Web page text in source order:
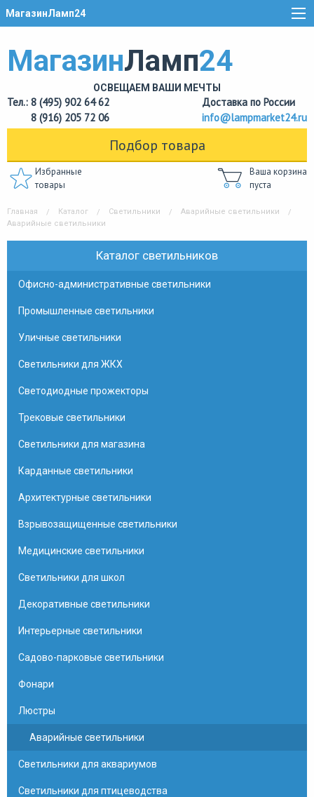
МагазинЛамп24
МагазинЛамп24
ОСВЕЩАЕМ ВАШИ МЕЧТЫ
Тел.: 8 (495) 902 64 62
8 (916) 205 72 06
Доставка по России
info@lampmarket24.ru
Подбор товара
Избранные
товары
Ваша корзина
пуста
Главная Каталог Светильники
Аварийные светильники
Аварийные светильники
Каталог светильников
Офисно-административные светильники
Промышленные светильники
Уличные светильники
Светильники для ЖКХ
Светодиодные прожекторы
Трековые светильники
Светильники для магазина
Карданные светильники
Архитектурные светильники
Взрывозащищенные светильники
Медицинские светильники
Светильники для школ
Декоративные светильники
Интерьерные светильники
Садово-парковые светильники
Фонари
Люстры
Аварийные светильники
Светильники для аквариумов
Светильники для птицеводства